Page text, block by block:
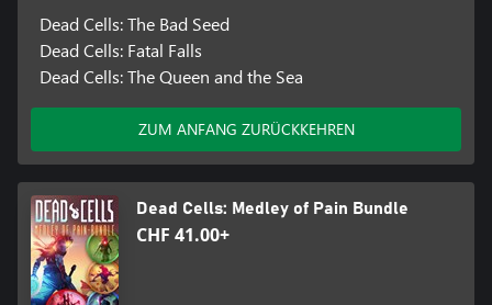
Dead Cells: The Bad Seed
Dead Cells: Fatal Falls
Dead Cells: The Queen and the Sea
ZUM ANFANG ZURÜCKKEHREN
Dead Cells: Medley of Pain Bundle
CHF 41.00+